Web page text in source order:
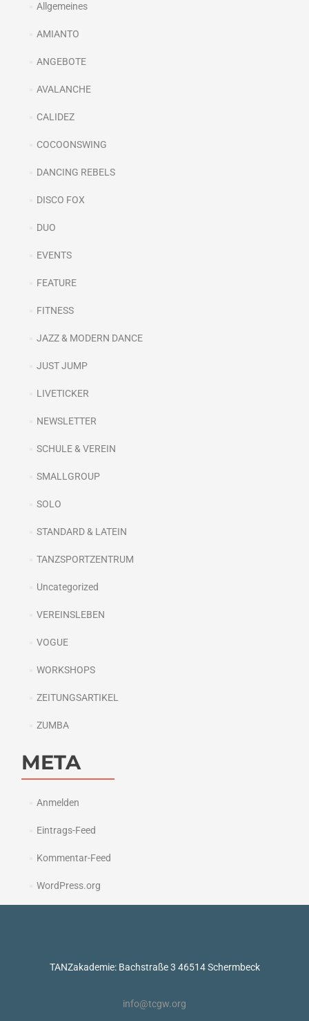
Allgemeines
AMIANTO
ANGEBOTE
AVALANCHE
CALIDEZ
COCOONSWING
DANCING REBELS
DISCO FOX
DUO
EVENTS
FEATURE
FITNESS
JAZZ & MODERN DANCE
JUST JUMP
LIVETICKER
NEWSLETTER
SCHULE & VEREIN
SMALLGROUP
SOLO
STANDARD & LATEIN
TANZSPORTZENTRUM
Uncategorized
VEREINSLEBEN
VOGUE
WORKSHOPS
ZEITUNGSARTIKEL
ZUMBA
META
Anmelden
Eintrags-Feed
Kommentar-Feed
WordPress.org
TANZakademie: Bachstraße 3 46514 Schermbeck
info@tcgw.org